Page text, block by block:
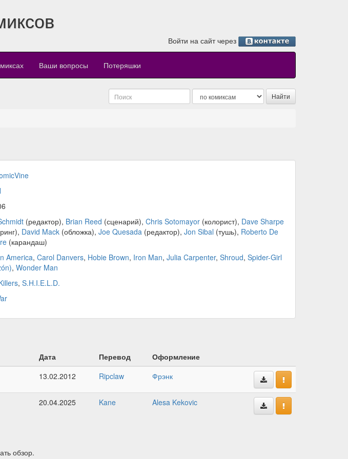
Войти на сайт через
Ваши вопросы Потеряшки
(редактор), Brian Reed (сценарий), Chris Sotomayor(колорист), Dave Sharpe
David Mack(обложка), Joe Quesada(редактор), Jon Sibal (тушь), Roberto De
(карандаш)
America, Carol Danvers, Hobie Brown, Iron Man, Julia Carpenter, Shroud, Spider-Girl
, Wonder Man
, S.H.I.E.L.D.
Дата Перевод
Оформление
13.02.2012 Ripclaw Фрэнк
20.04.2025 Kane Alesa Kekovic
обзор.